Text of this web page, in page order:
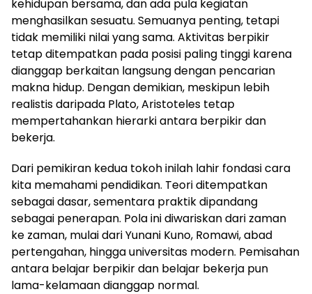
kehidupan bersama, dan ada pula kegiatan
menghasilkan sesuatu. Semuanya penting, tetapi
tidak memiliki nilai yang sama. Aktivitas berpikir
tetap ditempatkan pada posisi paling tinggi karena
dianggap berkaitan langsung dengan pencarian
makna hidup. Dengan demikian, meskipun lebih
realistis daripada Plato, Aristoteles tetap
mempertahankan hierarki antara berpikir dan
bekerja.
Dari pemikiran kedua tokoh inilah lahir fondasi cara
kita memahami pendidikan. Teori ditempatkan
sebagai dasar, sementara praktik dipandang
sebagai penerapan. Pola ini diwariskan dari zaman
ke zaman, mulai dari Yunani Kuno, Romawi, abad
pertengahan, hingga universitas modern. Pemisahan
antara belajar berpikir dan belajar bekerja pun
lama-kelamaan dianggap normal.